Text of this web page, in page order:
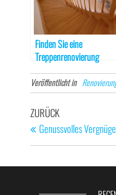
Finden Sie eine
Treppenrenovierung
Hamburg
Veröffentlicht in
Vorheriger
Beitrag
ZURÜCK
Genussvolles